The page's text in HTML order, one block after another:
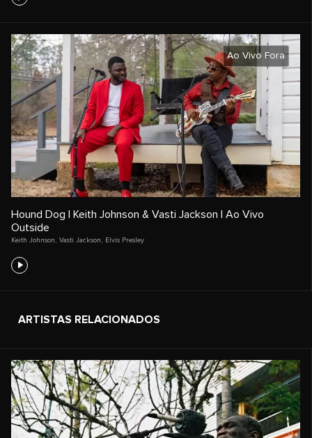
Ao Vivo Fora
Hound Dog | Keith Johnson & Vasti Jackson | Ao Vivo
Outside
Keith Johnson Vasti Jackson Elvis Presley
ARTISTAS RELACIONADOS